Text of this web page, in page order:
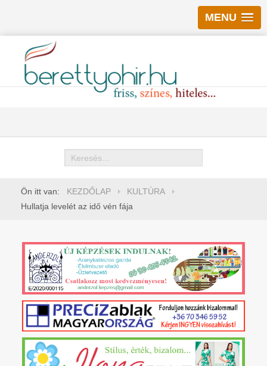
MENU
Keresés
Ön itt van: KEZDŐLAP
KULTÚRA
Hullatja levelét az idő vén fája